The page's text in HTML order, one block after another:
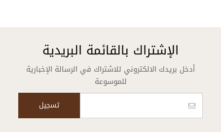
الإشتراك بالقائمة البريدية
أدخل بريدك الالكتروني للاشتراك في الرسالة الإخبارية
للموسوعة